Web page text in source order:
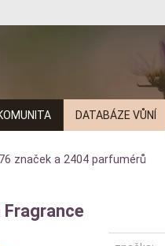
DATABÁZE VŮNÍ
značek a 2404 parfumérů